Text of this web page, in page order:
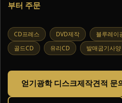
부터 주문
CD프레스 DVD제작 블루레이
골드CD
유리CD 발매굽기사양
얻기광학 디스크제작견적 문